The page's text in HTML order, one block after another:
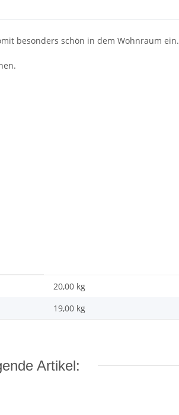
besonders schön in dem Wohnraum ein.
20,00 kg
19,00 kg
Artikel: